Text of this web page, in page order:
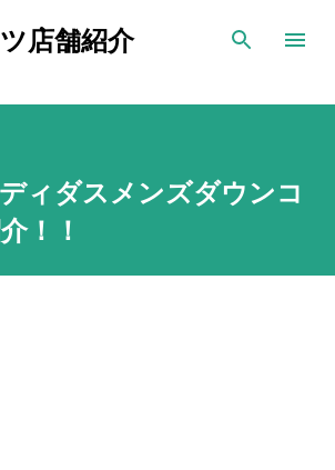
してメイン コンテンツに移動
店舗紹介
ィダスメンズダウンコ
！！